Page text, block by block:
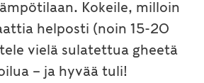
Kokeile, milloin
helposti (noin 15-20
vielä sulatettua gheetä
– ja hyvää tuli!